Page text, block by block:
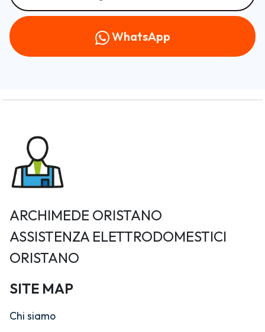
WhatsApp
ARCHIMEDE ORISTANO
ASSISTENZA ELETTRODOMESTICI
ORISTANO
SITE MAP
Chi siamo